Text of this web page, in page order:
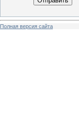
Полная версия сайта